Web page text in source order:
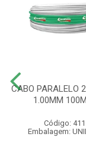
CABO PARALELO
1.00MM
Código:
Embalagem: